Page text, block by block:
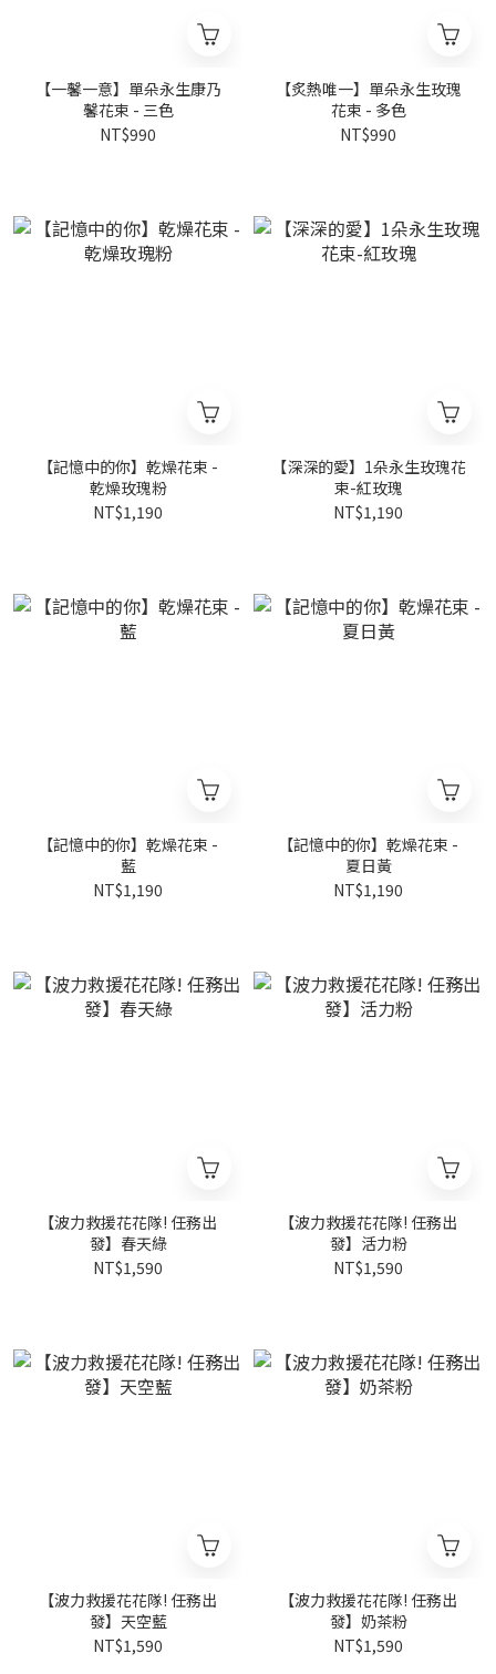
【一馨一意】單朵永生康乃
馨花束 - 三色
NT$990
【炙熱唯一】單朵永生玫瑰
花束 - 多色
NT$990
【記憶中的你】乾燥花束 -
乾燥玫瑰粉
NT$1,190
【深深的愛】1朵永生玫瑰花
束-紅玫瑰
NT$1,190
【記憶中的你】乾燥花束 -
藍
NT$1,190
【記憶中的你】乾燥花束 -
夏日黃
NT$1,190
【波力救援花花隊! 任務出
發】春天綠
NT$1,590
【波力救援花花隊! 任務出
發】活力粉
NT$1,590
【波力救援花花隊! 任務出
發】天空藍
NT$1,590
【波力救援花花隊! 任務出
發】奶茶粉
NT$1,590